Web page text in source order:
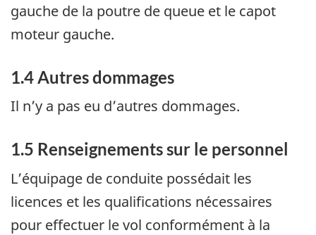
gauche de la poutre de queue et le capot
moteur gauche.
1.4 Autres dommages
Il n’y a pas eu d’autres dommages.
1.5 Renseignements sur le personnel
L’équipage de conduite possédait les
licences et les qualifications nécessaires
pour effectuer le vol conformément à la